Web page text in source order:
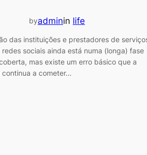
byadminin life
das instituições e prestadores de
redes sociais ainda está numa (longa) fase
mas existe um erro básico que a
continua a cometer…